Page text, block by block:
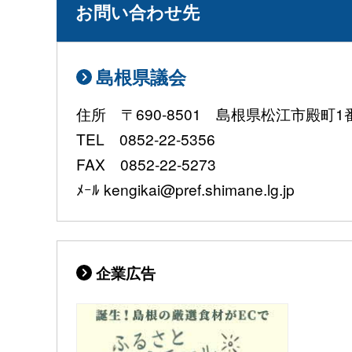
お問い合わせ先
島根県議会
住所 〒690-8501 島根県松江市殿町1
TEL 0852-22-5356
FAX 0852-22-5273
ﾒｰﾙ kengikai@pref.shimane.lg.jp
企業広告